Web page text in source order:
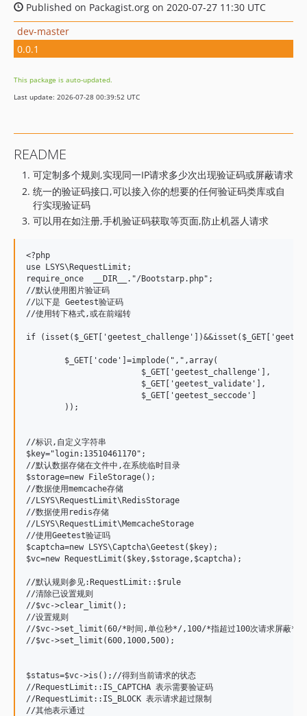
Published on Packagist.org on 2020-07-27 11:30 UTC
dev-master
0.0.1
This package is auto-updated.
Last update: 2026-07-28 00:39:52 UTC
README
可定制多个规则,实现同一IP请求多少次出现验证码或屏蔽请求
统一的验证码接口,可以接入你的想要的任何验证码类库或自
行实现验证码
可以用在如注册,手机验证码获取等页面,防止机器人请求
<?php
use LSYS\RequestLimit;
require_once  __DIR__."/Bootstarp.php";
//默认使用图片验证码
//以下是 Geetest验证码
//使用转下格式,或在前端转
if
//标识,自定义字符串
$key="login:13510461170";
//默认数据存储在文件中,在系统临时目录
$storage=new FileStorage();
//数据使用memcache存储
//LSYS\RequestLimit\RedisStorage
//数据使用redis存储
//LSYS\RequestLimit\MemcacheStorage
//使用Geetest验证吗
$captcha=new LSYS\Captcha\Geetest($key);
$vc=new RequestLimit($key,$storage,$captcha);
//默认规则参见:RequestLimit::$rule
//清除已设置规则
//$vc->clear_limit();
//设置规则
//$vc->set_limit(60/*时间,单位秒*/,100/*指超过100次请求屏蔽*/
//$vc->set_limit(600,1000,500);
$status=$vc->is();//得到当前请求的状态
//RequestLimit::IS_CAPTCHA 表示需要验证码
//RequestLimit::IS_BLOCK 表示请求超过限制
//其他表示通过